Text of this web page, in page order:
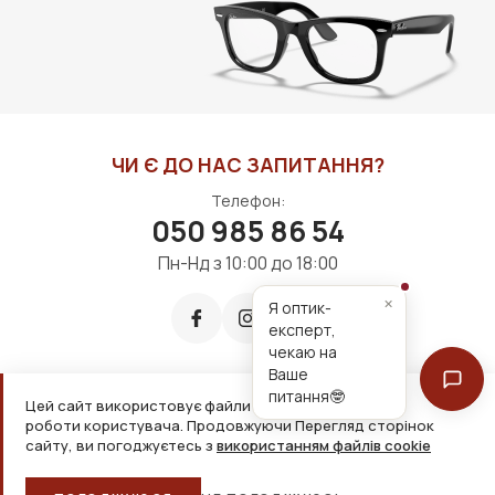
Цей сайт використовує файли cookie для зручнішої
роботи користувача. Продовжуючи Перегляд сторінок
сайту, ви погоджуєтесь з використанням файлів cookie
ЧИ Є ДО НАС ЗАПИТАННЯ?
Телефон:
050 985 86 54
Пн-Нд з 10:00 до 18:00
2026, ТОВ «Дім оптики» Усі права захищені
Приймаємо до оплати:
Я оптик-
експерт,
чекаю на
Ваше
питання🤓
×